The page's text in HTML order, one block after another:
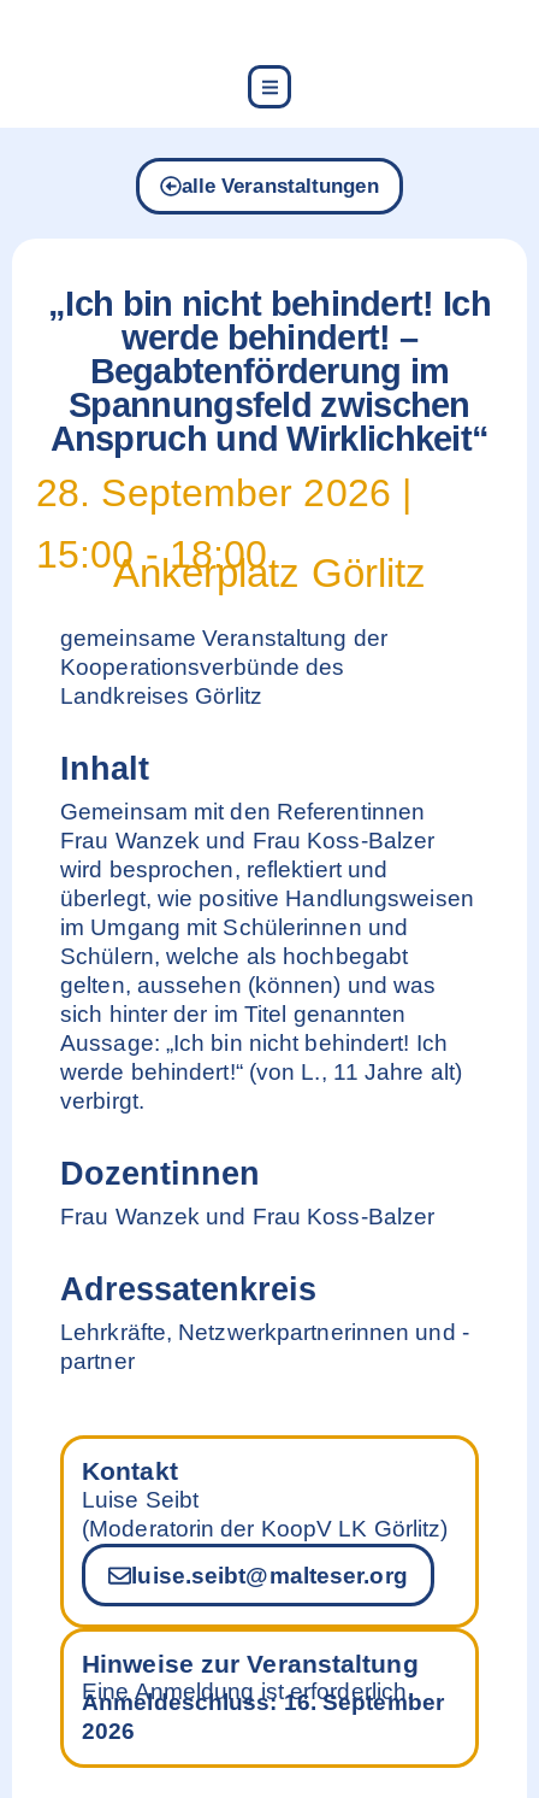
alle Veranstaltungen
„Ich bin nicht behindert! Ich
werde behindert! –
Begabtenförderung im
Spannungsfeld zwischen
Anspruch und Wirklichkeit“
28. September 2026 |
15:00 -18:00
Ankerplatz Görlitz
gemeinsame Veranstaltung der
Kooperationsverbünde des
Landkreises Görlitz
Inhalt
Gemeinsam mit den Referentinnen
Frau Wanzek und Frau Koss-Balzer
wird besprochen, reflektiert und
überlegt, wie positive Handlungsweisen
im Umgang mit Schülerinnen und
Schülern, welche als hochbegabt
gelten, aussehen (können) und was
sich hinter der im Titel genannten
Aussage: „Ich bin nicht behindert! Ich
werde behindert!“ (von L., 11 Jahre alt)
verbirgt.
Dozentinnen
Frau Wanzek und Frau Koss-Balzer
Adressatenkreis
Lehrkräfte, Netzwerkpartnerinnen und -
partner
Kontakt
Luise Seibt
(Moderatorin der KoopV LK Görlitz)
luise.seibt@malteser.org
Hinweise zur Veranstaltung
Eine Anmeldung ist erforderlich.
Anmeldeschluss: 16. September
2026